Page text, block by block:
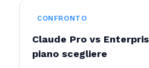
CONFRONTO
Claude Pro vs
piano scegliere